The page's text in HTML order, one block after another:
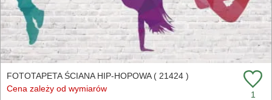
FOTOTAPETA ŚCIANA HIP-HOPOWA ( 21424 )
Cena zależy od wymiarów
1